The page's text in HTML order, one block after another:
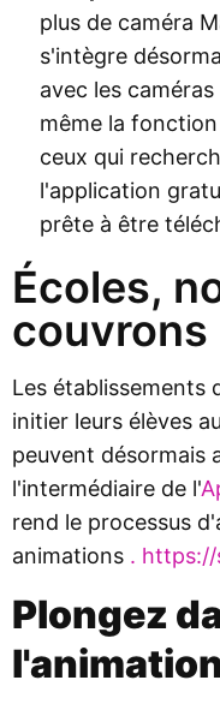
plus de caméra
s'intègre
avec les
même la
ceux qui
l'application
prête à être
Écoles,
couvrons
Les établissements
initier leurs élèves
peuvent désormais
l'intermédiaire de l'
rend le processus
animations .
Plongez